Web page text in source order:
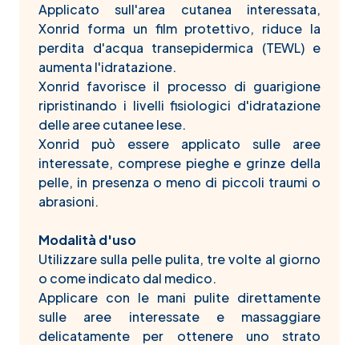
Applicato sull'area cutanea interessata,
Xonrid forma un ­film protettivo, riduce la
perdita d'acqua transepidermica (TEWL) e
aumenta l'idratazione.
Xonrid favorisce il processo di guarigione
ripristinando i livelli ­fisiologici d'idratazione
delle aree cutanee lese.
Xonrid può essere applicato sulle aree
interessate, comprese pieghe e grinze della
pelle, in presenza o meno di piccoli traumi o
abrasioni.
Modalità d'uso
Utilizzare sulla pelle pulita, tre volte al giorno
o come indicato dal medico.
Applicare con le mani pulite direttamente
sulle aree interessate e massaggiare
delicatamente per ottenere uno strato